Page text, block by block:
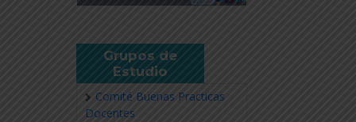
Grupos de
Estudio
Comité Buenas Practicas
Docentes